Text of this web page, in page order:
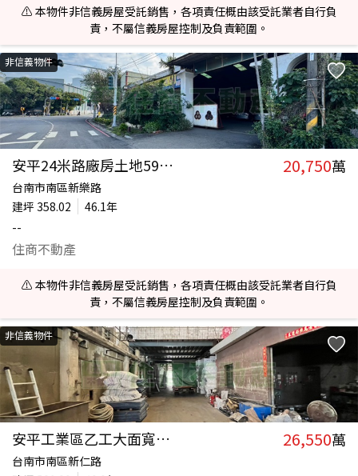
⚠️ 本物件非信義房屋受託銷售，各項責任概由該受託業者自行負
責，不屬信義房屋控制及負責範圍。
非信義物件
安平24米路廠房土地596坪 20,750萬
台南市南區新樂路
建坪 358.02
46.1年
--
住商不動產
⚠️ 本物件非信義房屋受託銷售，各項責任概由該受託業者自行負
責，不屬信義房屋控制及負責範圍。
非信義物件
安平工業區乙工大面寬好規劃廠房 26,550萬
台南市南區新仁路